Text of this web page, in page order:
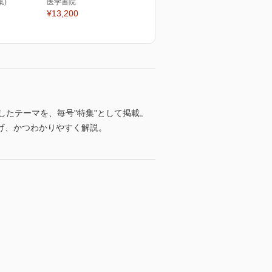
) 医学書院
¥13,200
テーマを、毎号"特集"として掲載。
かつわかりやすく解説。